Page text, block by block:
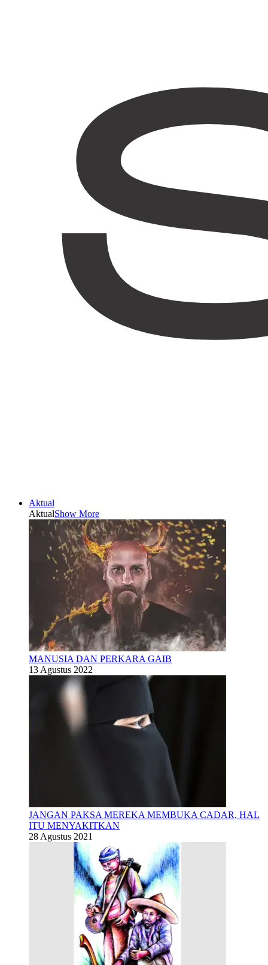
Aktual
AktualShow More
MANUSIA DAN PERKARA GAIB
13 Agustus 2022
JANGAN PAKSA MEREKA MEMBUKA CADAR, HAL
ITU MENYAKITKAN
28 Agustus 2021